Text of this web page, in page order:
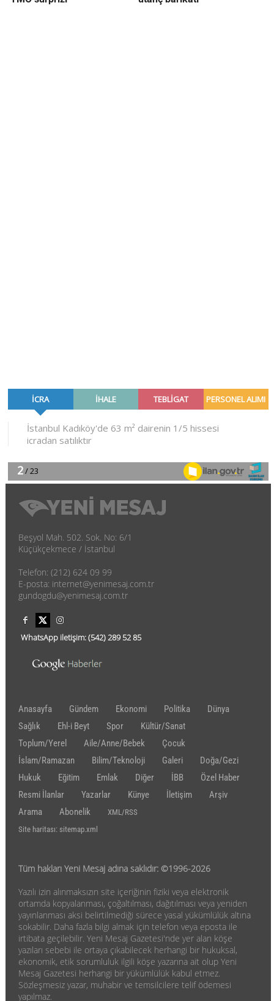
Beşyol Mah. 502. Sok. No: 6/1
Küçükçekmece / İstanbul
Telefon: (212) 624 09 99
E-posta: internet@yenimesaj.com.tr
gundogdu@yenimesaj.com.tr
WhatsApp iletişim:(542)289 52 85
Anasayfa Gündem Ekonomi Politika
Dünya
Sağlık
Ehl-i Beyt Spor
Kültür/Sanat
Toplum/Yerel
Aile/Anne/Bebek
Çocuk
İslam/Ramazan
Bilim/Teknoloji Galeri
Doğa/Gezi
Hukuk
Eğitim Emlak Diğer İBB
Özel Haber
Resmi İlanlar
Yazarlar Künye İletişim
Arşiv
Arama
Abonelik
XML/RSS
Site haritası: sitemap.xml
Tüm hakları Yeni Mesaj adına saklıdır: ©1996-2026
Yazılı izin alınmaksızın site içeriğinin fiziki veya elektronik
ortamda kopyalanması, çoğaltılması, dağıtılması veya yeniden
yayınlanması aksi belirtilmediği sürece yasal yükümlülük altına
sokabilir. Daha fazla bilgi almak için telefon veya eposta ile
irtibata geçilebilir. Yeni Mesaj Gazetesi'nde yer alan köşe
yazıları sebebi ile ortaya çıkabilecek herhangi bir hukuksal,
ekonomik, etik sorumluluk ilgili köşe yazarına ait olup Yeni
Mesaj Gazetesi herhangi bir yükümlülük kabul etmez.
Sözleşmesiz yazar, muhabir ve temsilcilere telif ödemesi
yapılmaz.